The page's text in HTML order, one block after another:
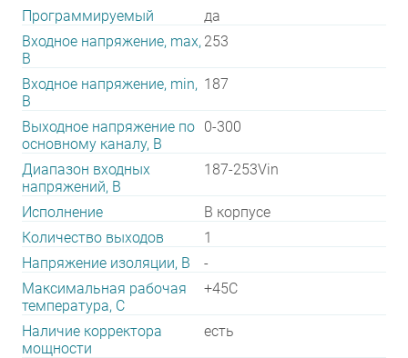
Программируемый
да
Входное напряжение, max,
В
253
Входное напряжение, min,
В
187
Выходное напряжение по
основному каналу, В
0-300
Диапазон входных
напряжений, В
187-253Vin
Исполнение
В корпусе
Количество выходов
1
Напряжение изоляции, В
-
Максимальная рабочая
температура, C
+45C
Наличие корректора
мощности
есть